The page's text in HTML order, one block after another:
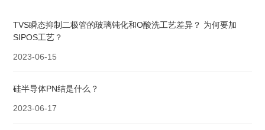
TVS瞬态抑制二极管的玻璃钝化和O酸洗工艺差异？ 为何要加
SIPOS工艺？
2023-06-15
硅半导体PN结是什么？
2023-06-17